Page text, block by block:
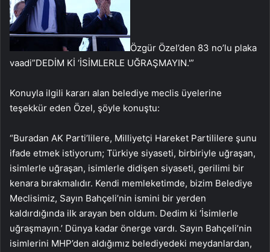
Özgür Özel’den 83 no’lu plaka
vaadi”DEDİM Kİ ‘İSİMLERLE UĞRAŞMAYIN.'”
Konuyla ilgili kararı alan belediye meclis üyelerine
teşekkür eden Özel, şöyle konuştu:
“Buradan AK Parti’lilere, Milliyetçi Hareket Partililere şunu
ifade etmek istiyorum; Türkiye siyaseti, birbiriyle uğraşan,
isimlerle uğraşan, isimlerle didişen siyaseti, gerilimi bir
kenara bırakmalıdır. Kendi memleketimde, bizim Belediye
Meclisimiz, Sayın Bahçeli’nin ismini bir yerden
kaldırdığında ilk arayan ben oldum. Dedim ki ‘İsimlerle
uğraşmayın.’ Dünya kadar önerge vardı. Sayın Bahçeli’nin
isimlerini MHP’den aldığımız belediyedeki meydanlardan,